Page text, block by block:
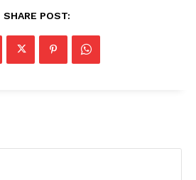
SHARE POST: